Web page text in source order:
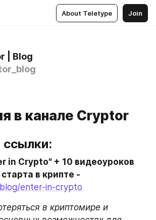
About Teletype Join
| Blog
в канале Cryptor
in Crypto" + 10 видеоуроков
enter-in-crypto
в криптомире и